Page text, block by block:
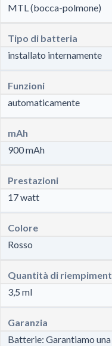
MTL (bocca-polmone)
Tipo di batteria
installato internamente
Funzioni
automaticamente
mAh
900 mAh
Prestazioni
17 watt
Colore
Rosso
Quantità di
3,5 ml
Garanzia
Batterie: Garantiamo